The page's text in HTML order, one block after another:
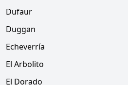
Dufaur
Duggan
Echeverría
El Arbolito
El Dorado